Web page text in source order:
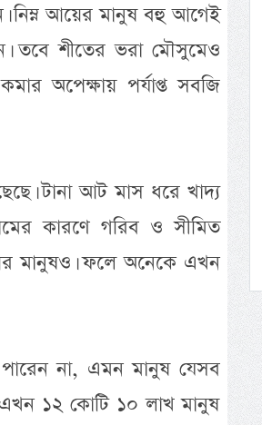
নিম্ন আয়ের মানুষ বহু আগেই
তবে শীতের ভরা মৌসুমেও
অপেক্ষায় পর্যাপ্ত সবজি
টানা আট মাস ধরে খাদ্য
কারণে গরিব ও সীমিত
মানুষও। ফলে অনেকে এখন
পারেন না, এমন মানুষ যেসব
এখন ১২ কোটি ১০ লাখ মানুষ